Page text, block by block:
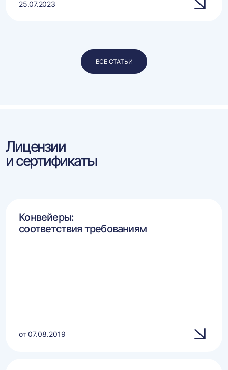
25.07.2023
ВСЕ СТАТЬИ
Лицензии
и сертификаты
Конвейеры:
соответствия требованиям
от 07.08.2019